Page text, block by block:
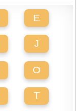
E
J
O
T